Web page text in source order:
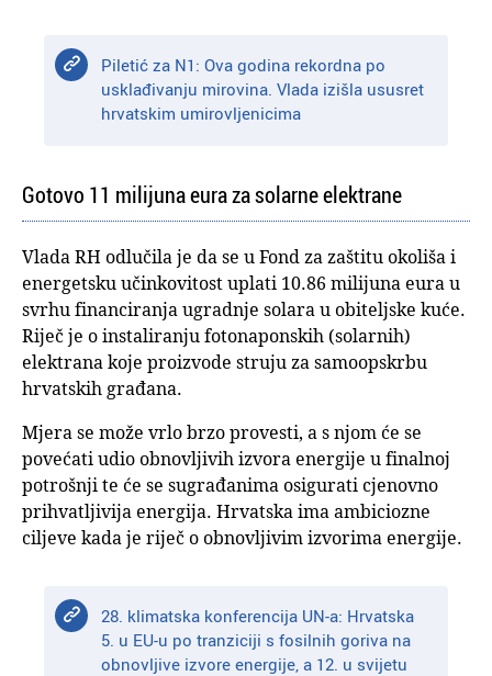
Piletić za N1: Ova godina rekordna po
usklađivanju mirovina. Vlada izišla ususret
hrvatskim umirovljenicima
Gotovo 11 milijuna eura za solarne elektrane
Vlada RH odlučila je da se u Fond za zaštitu okoliša i
energetsku učinkovitost uplati 10.86 milijuna eura u
svrhu financiranja ugradnje solara u obiteljske kuće.
Riječ je o instaliranju fotonaponskih (solarnih)
elektrana koje proizvode struju za samoopskrbu
hrvatskih građana.
Mjera se može vrlo brzo provesti, a s njom će se
povećati udio obnovljivih izvora energije u finalnoj
potrošnji te će se sugrađanima osigurati cjenovno
prihvatljivija energija. Hrvatska ima ambiciozne
ciljeve kada je riječ o obnovljivim izvorima energije.
28. klimatska konferencija UN-a: Hrvatska
5. u EU-u po tranziciji s fosilnih goriva na
obnovljive izvore energije, a 12. u svijetu